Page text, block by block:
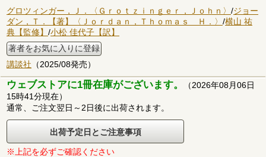
グロツィンガー，Ｊ．〈Ｇｒｏｔｚｉｎｇｅｒ，Ｊｏｈｎ〉 /ジョー
ダン，Ｔ．【著】〈Ｊｏｒｄａｎ，Ｔｈｏｍａｓ Ｈ．〉 /横山 祐
典【監修】 /小松 佳代子【訳】
著者をお気に入りに登録
講談社 （2025/08発売）
ウェブストアに1冊在庫がございます。
（2026年08月06日
15時41分現在）
通常、ご注文翌日～2日後に出荷されます。
出荷予定日とご注意事項
※上記を必ずご確認ください